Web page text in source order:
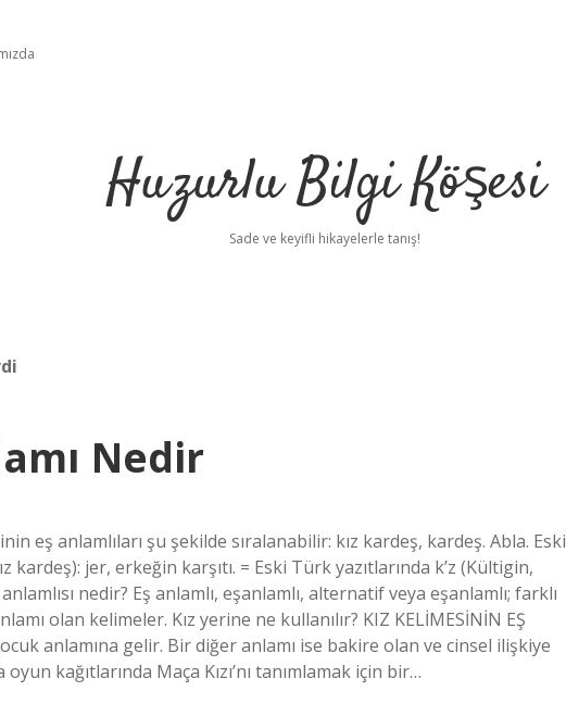
Huzurlu Bilgi Köşesi
Sade ve keyifli hikayelerle tanış!
Nedir
eş anlamlıları şu şekilde sıralanabilir: kız kardeş, kardeş. Abla. Eski
kardeş): jer, erkeğin karşıtı. = Eski Türk yazıtlarında k’z (Kültigin,
nedir? Eş anlamlı, eşanlamlı, alternatif veya eşanlamlı; farklı
olan kelimeler. Kız yerine ne kullanılır? KIZ KELİMESİNİN EŞ
anlamına gelir. Bir diğer anlamı ise bakire olan ve cinsel ilişkiye
kağıtlarında Maça Kızı’nı tanımlamak için bir…